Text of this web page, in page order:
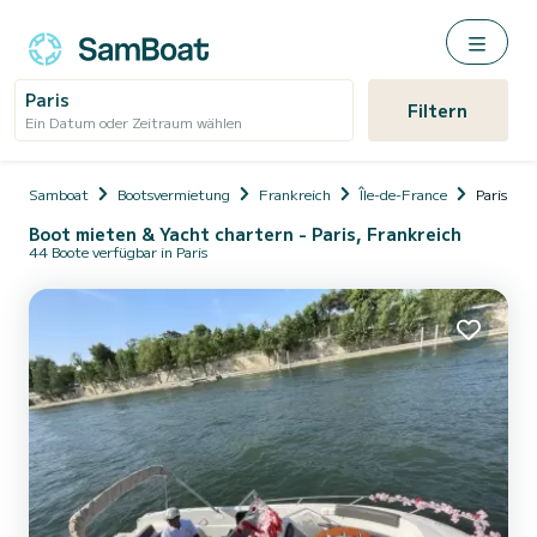
Paris
Ein Datum oder Zeitraum wählen Filtern
Samboat Bootsvermietung Frankreich Île-de-France Paris
Boot mieten & Yacht chartern - Paris, Frankreich
44 Boote verfügbar in Paris